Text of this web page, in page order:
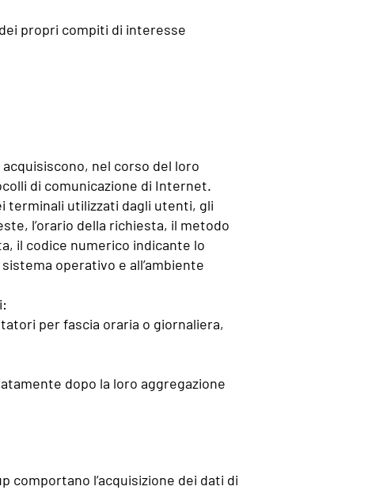
propri compiti di interesse
nel corso del loro
di comunicazione di Internet.
terminali utilizzati dagli utenti, gli
l’orario della richiesta, il metodo
il codice numerico indicante lo
operativo e all’ambiente
per fascia oraria o giornaliera,
dopo la loro aggregazione
comportano l’acquisizione dei dati di